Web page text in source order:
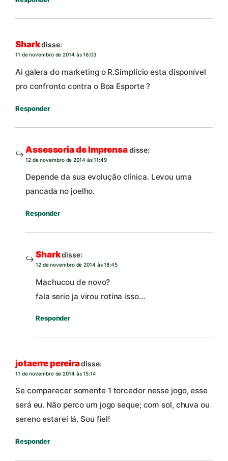
Sharkdisse:
11 de novembro de 2014 às 16:03
Ai galera do marketing o R.Simplicio esta disponível
pro confronto contra o Boa Esporte ?
Responder
Assessoria de Imprensadisse:
12 de novembro de 2014 às 11:49
Depende da sua evolução clínica. Levou uma
pancada no joelho.
Responder
Sharkdisse:
12 de novembro de 2014 às 18:45
Machucou de novo?
fala serio ja virou rotina isso…
Responder
jotaerre pereiradisse:
11 de novembro de 2014 às 15:14
Se comparecer somente 1 torcedor nesse jogo, esse
será eu. Não perco um jogo seque; com sol, chuva ou
sereno estarei lá. Sou fiel!
Responder